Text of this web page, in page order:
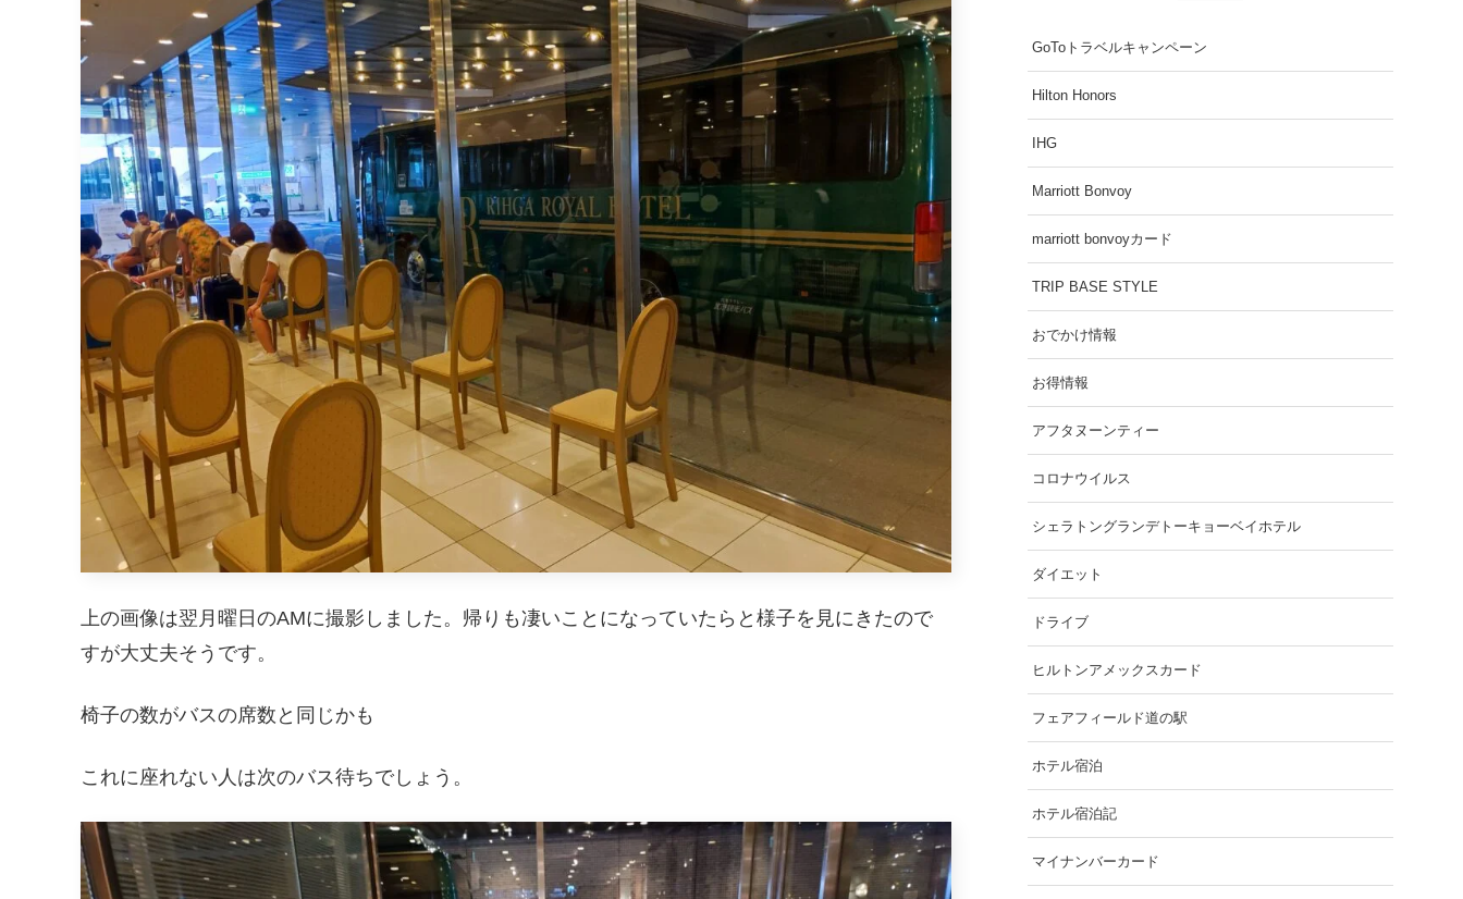
上の画像は翌月曜日のAMに撮影しました。帰りも凄いことになっていたらと様子を見にきたので
すが大丈夫そうです。
椅子の数がバスの席数と同じかも
これに座れない人は次のバス待ちでしょう。
GoToトラベルキャンペーン
Hilton Honors
IHG
Marriott Bonvoy
marriott bonvoyカード
TRIP BASE STYLE
おでかけ情報
お得情報
アフタヌーンティー
コロナウイルス
シェラトングランデトーキョーベイホテル
ダイエット
ドライブ
ヒルトンアメックスカード
フェアフィールド道の駅
ホテル宿泊
ホテル宿泊記
マイナンバーカード